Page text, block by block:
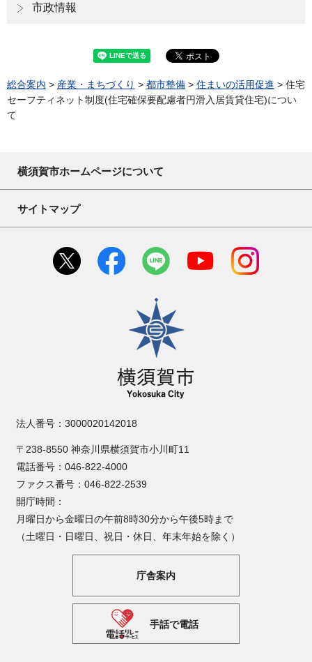
市政情報
総合案内 > 産業・まちづくり > 都市整備 > 住まいの活用促進 > 住宅
セーフティネット制度(住宅確保要配慮者円滑入居賃貸住宅)につい
て
横須賀市ホームページについて
サイトマップ
横須賀市
法人番号：3000020142018
〒238-8550 神奈川県横須賀市小川町11
電話番号：046-822-4000
ファクス番号：046-822-2539
開庁時間：
月曜日から金曜日の午前8時30分から午後5時まで
（土曜日・日曜日、祝日・休日、年末年始を除く）
庁舎案内
手話で電話